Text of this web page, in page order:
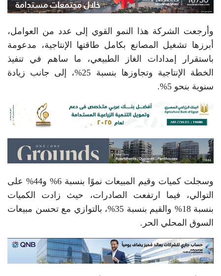
وأرجعت الشركة هذا النمو القوي إلى عدد من العوامل،
أبرزها تشغيل المصانع بكامل طاقتها الإنتاجية، مدعومة
باستقرار إمدادات الغاز الطبيعي، ما ساهم في تنفيذ
الخطة الإنتاجية وتجاوزها بنسبة 25%، إلى جانب زيادة
سنوية بنحو 5%.
وسجلت كميات وقيم المبيعات نموًا بنسبة 6% و44% على
التوالي، فيما ارتفعت الصادرات، حيث زادت الكميات
بنسبة 18% والقيم بنسبة 35%، بالتوازي مع تحسن مبيعات
السوق المحلي الحر.